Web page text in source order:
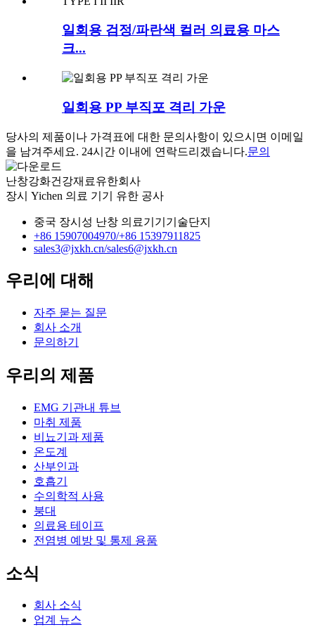
일회용 검정/파란색 컬러 의료용 마스
크...
일회용 PP 부직포 격리 가운
당사의 제품이나 가격표에 대한 문의사항이 있으시면 이메일
을 남겨주세요. 24시간 이내에 연락드리겠습니다.문의
난창강화건강재료유한회사
장시 Yichen 의료 기기 유한 공사
중국 장시성 난창 의료기기기술단지
+86 15907004970/+86 15397911825
sales3@jxkh.cn/sales6@jxkh.cn
우리에 대해
자주 묻는 질문
회사 소개
문의하기
우리의 제품
EMG 기관내 튜브
마취 제품
비뇨기과 제품
온도계
산부인과
호흡기
수의학적 사용
붕대
의료용 테이프
전염병 예방 및 통제 용품
소식
회사 소식
업계 뉴스